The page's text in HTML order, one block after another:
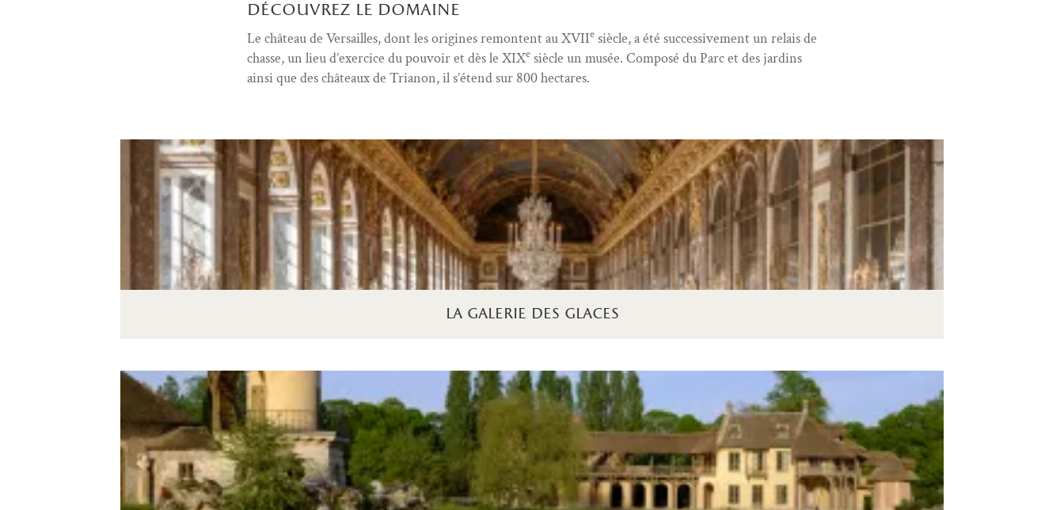
découvrez le domaine
Le château de Versailles, dont les origines remontent au XVIIe siècle, a été successivement un relais de
chasse, un lieu d’exercice du pouvoir et dès le XIXe siècle un musée. Composé du Parc et des jardins
ainsi que des châteaux de Trianon, il s’étend sur 800 hectares.
la galerie des glaces